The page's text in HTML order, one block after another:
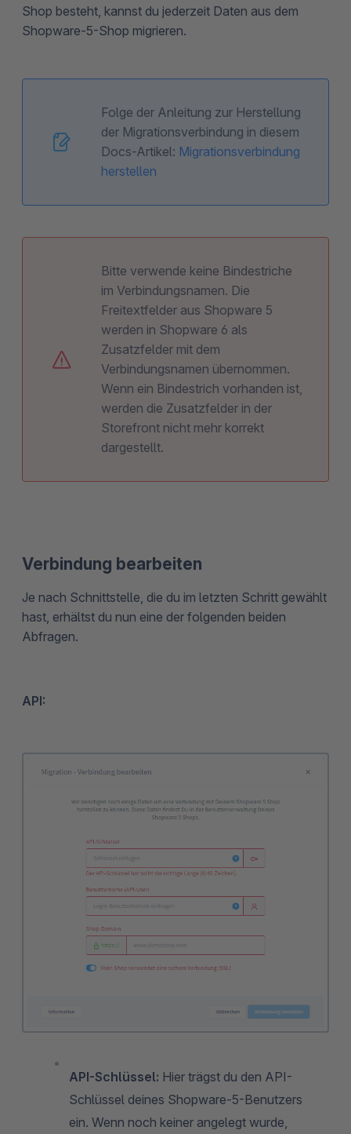
Shop besteht, kannst du jederzeit Daten aus dem
Shopware-5-Shop migrieren.
Folge der Anleitung zur Herstellung
der Migrationsverbindung in diesem
Docs-Artikel: Migrationsverbindung
herstellen
Bitte verwende keine Bindestriche
im Verbindungsnamen. Die
Freitextfelder aus Shopware 5
werden in Shopware 6 als
Zusatzfelder mit dem
Verbindungsnamen übernommen.
Wenn ein Bindestrich vorhanden ist,
werden die Zusatzfelder in der
Storefront nicht mehr korrekt
dargestellt.
Verbindung bearbeiten
Je nach Schnittstelle, die du im letzten Schritt gewählt
hast, erhältst du nun eine der folgenden beiden
Abfragen.
API:
API-Schlüssel: Hier trägst du den API-
Schlüssel deines Shopware-5-Benutzers
ein. Wenn noch keiner angelegt wurde,